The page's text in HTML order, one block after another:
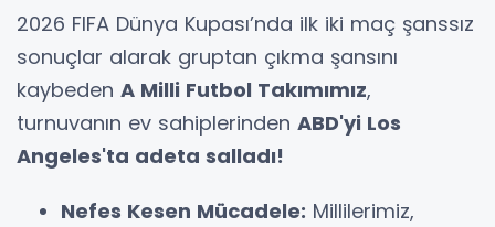
2026 FIFA Dünya Kupası’nda ilk iki maç şanssız
sonuçlar alarak gruptan çıkma şansını
kaybeden A Milli Futbol Takımımız,
turnuvanın ev sahiplerinden ABD'yi Los
Angeles'ta adeta salladı!
Nefes Kesen Mücadele: Millilerimiz,